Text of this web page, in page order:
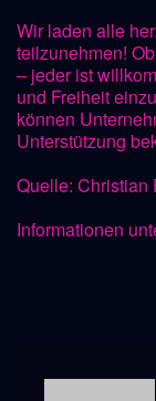
Wir laden alle
teilzunehmen!
– jeder ist
und Freiheit
können
Unterstützung
Quelle: Christian
Informationen